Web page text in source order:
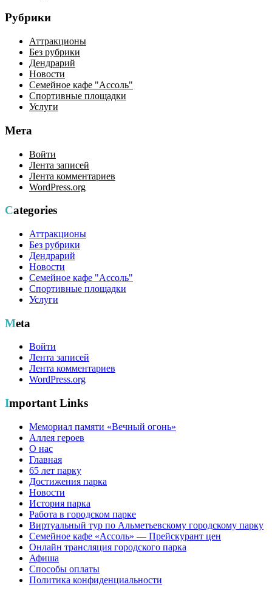
Рубрики
Аттракционы
Без рубрики
Дендрарий
Новости
Семейное кафе "Ассоль"
Спортивные площадки
Услуги
Мета
Войти
Лента записей
Лента комментариев
WordPress.org
Categories
Аттракционы
Без рубрики
Дендрарий
Новости
Семейное кафе "Ассоль"
Спортивные площадки
Услуги
Meta
Войти
Лента записей
Лента комментариев
WordPress.org
Important Links
Мемориал памяти «Вечный огонь»
Аллея героев
О нас
Главная
65 лет парку
Достижения парка
Новости
История парка
Работа в городском парке
Виртуальный тур по Альметьевскому городскому парку
Семейное кафе «Ассоль» — Прейскурант цен
Онлайн трансляция городского парка
Афиша
Способы оплаты
Политика конфиденциальности